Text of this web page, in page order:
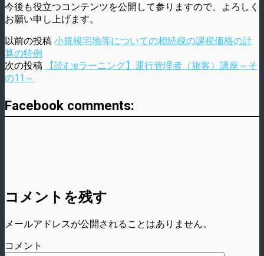
今後も役立つコンテンツを公開して参りますので、よろしく
お願い申し上げます。
以前の投稿 小規模宅地等についての相続税の課税価格の計
算の特例
次の投稿
【読むeラーニング】運行管理者（旅客）講座～そ
の11～
Facebook comments:
コメントを残す
メールアドレスが公開されることはありません。
コメント